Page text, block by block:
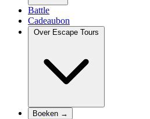
Battle
Cadeaubon
Over Escape Tours
Boeken →